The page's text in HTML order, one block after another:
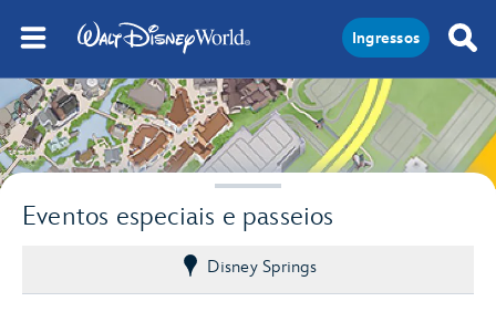
Ingressos
Eventos especiais e passeios
Disney Springs